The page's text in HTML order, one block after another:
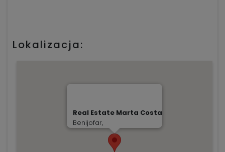
Lokalizacja:
Real Estate Marta Costa
Benijofar,